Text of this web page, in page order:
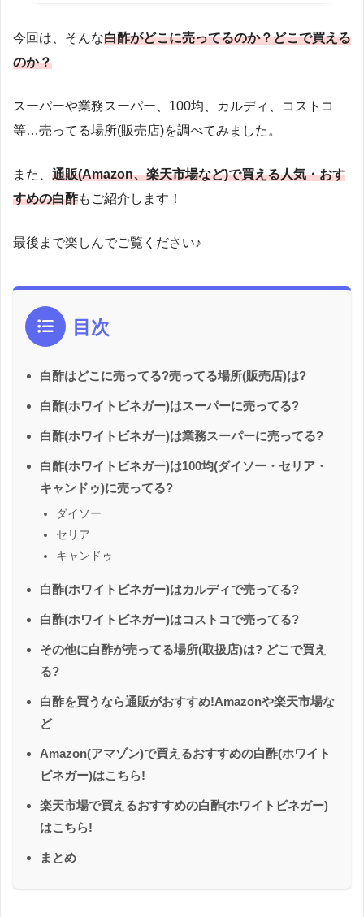
今回は、そんな白酢がどこに売ってるのか？どこで買える
のか？
スーパーや業務スーパー、100均、カルディ、コストコ
等…売ってる場所(販売店)を調べてみました。
また、 通販(Amazon、楽天市場など)で買える人気・おす
すめの白酢もご紹介します！
最後まで楽しんでご覧ください♪
目次
白酢はどこに売ってる?売ってる場所(販売店)は?
白酢(ホワイトビネガー)はスーパーに売ってる?
白酢(ホワイトビネガー)は業務スーパーに売ってる?
白酢(ホワイトビネガー)は100均(ダイソー・セリア・
キャンドゥ)に売ってる?
ダイソー
セリア
キャンドゥ
白酢(ホワイトビネガー)はカルディで売ってる?
白酢(ホワイトビネガー)はコストコで売ってる?
その他に白酢が売ってる場所(取扱店)は? どこで買え
る?
白酢を買うなら通販がおすすめ!Amazonや楽天市場な
ど
Amazon(アマゾン)で買えるおすすめの白酢(ホワイト
ビネガー)はこちら!
楽天市場で買えるおすすめの白酢(ホワイトビネガー)
はこちら!
まとめ